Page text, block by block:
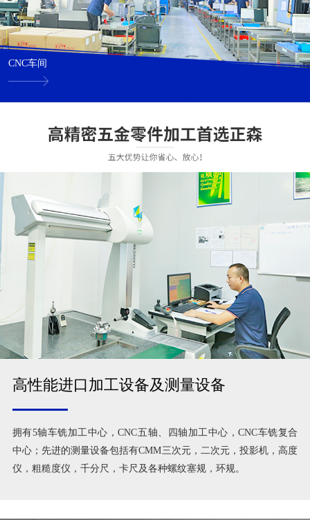
CNC车间
高性能进口加工设备及测量设备
拥有5轴车铣加工中心，CNC五轴、四轴加工中心，CNC车铣复合
中心；先进的测量设备包括有CMM三次元，二次元，投影机，高度
仪，粗糙度仪，千分尺，卡尺及各种螺纹塞规，环规。